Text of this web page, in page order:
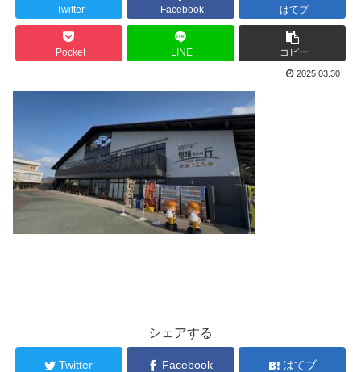
Twitter Facebook はてブ
Pocket LINE コピー
2025.03.30
シェアする
Twitter Facebook はてブ